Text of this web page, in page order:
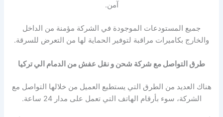
آمن.
جميع المستودعات الموجودة في الشركة مؤمنة من الداخل
والخارج بكاميرات مراقبة لتوفير الحماية لها من التعرض للسرقة.
طرق التواصل مع شركة شحن و نقل عفش من الدمام الي تركيا
هناك العديد من الطرق التي يستطيع العميل من خلالها التواصل مع
الشركة، سوء بأرقام الهاتف التي تعمل على مدار 24 ساعة.